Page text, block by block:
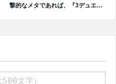
撃的なメタであれば、『3デュエリ